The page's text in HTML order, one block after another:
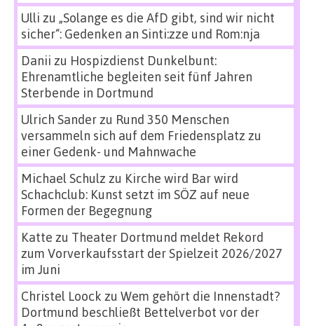
Ulli zu „Solange es die AfD gibt, sind wir nicht
sicher“: Gedenken an Sinti:zze und Rom:nja
Danii zu Hospizdienst Dunkelbunt:
Ehrenamtliche begleiten seit fünf Jahren
Sterbende in Dortmund
Ulrich Sanderzu Rund 350 Menschen
versammeln sich auf dem Friedensplatz zu
einer Gedenk- und Mahnwache
Michael Schulz zu Kirche wird Bar wird
Schachclub: Kunst setzt im SÖZ auf neue
Formen der Begegnung
Katte zu Theater Dortmund meldet Rekord
zum Vorverkaufsstart der Spielzeit 2026/2027
im Juni
Christel Loock zu Wem gehört die Innenstadt?
Dortmund beschließt Bettelverbot vor der